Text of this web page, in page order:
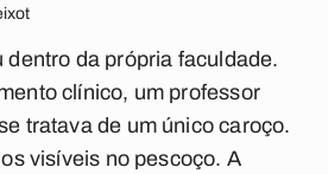
dentro da própria faculdade.
clínico, um professor
tratava de um único caroço.
visíveis no pescoço. A